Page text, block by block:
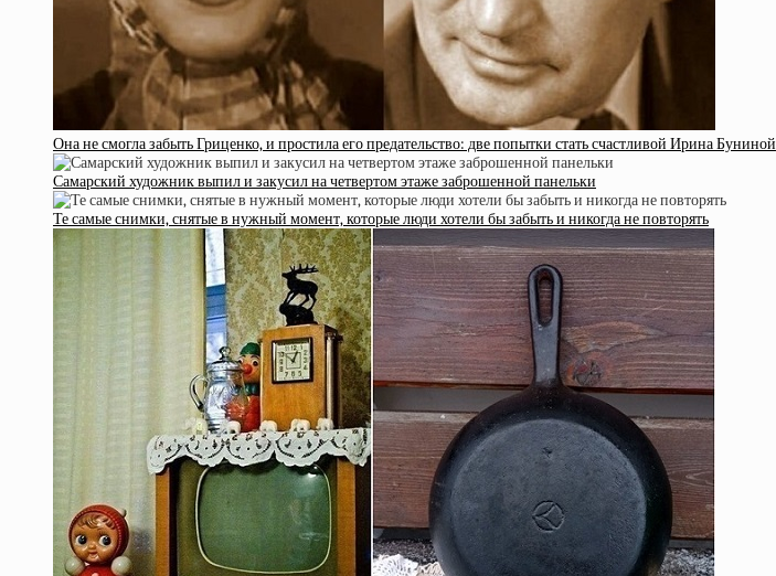
Она не смогла забыть Гриценко, и простила его предательство: две попытки стать счастливой Ирина Буниной
Самарский художник выпил и закусил на четвертом этаже заброшенной панельки
Те самые снимки, снятые в нужный момент, которые люди хотели бы забыть и никогда не повторять